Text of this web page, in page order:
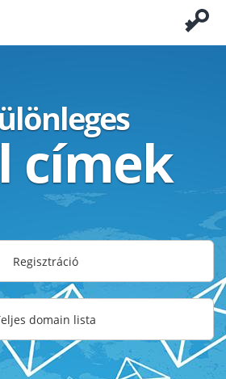
címek
Regisztráció
domain lista